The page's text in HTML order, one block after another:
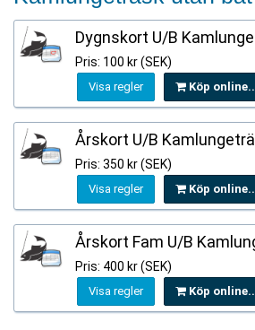
Dygnskort U/B
Pris: 100 kr (SEK)
Visa regler Köp
Årskort U/B
Pris: 350 kr (SEK)
Visa regler Köp
Årskort Fam U/B
Pris: 400 kr (SEK)
Visa regler Köp